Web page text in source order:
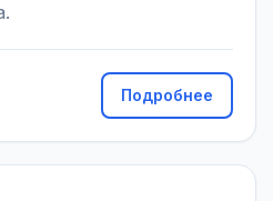
Подробнее